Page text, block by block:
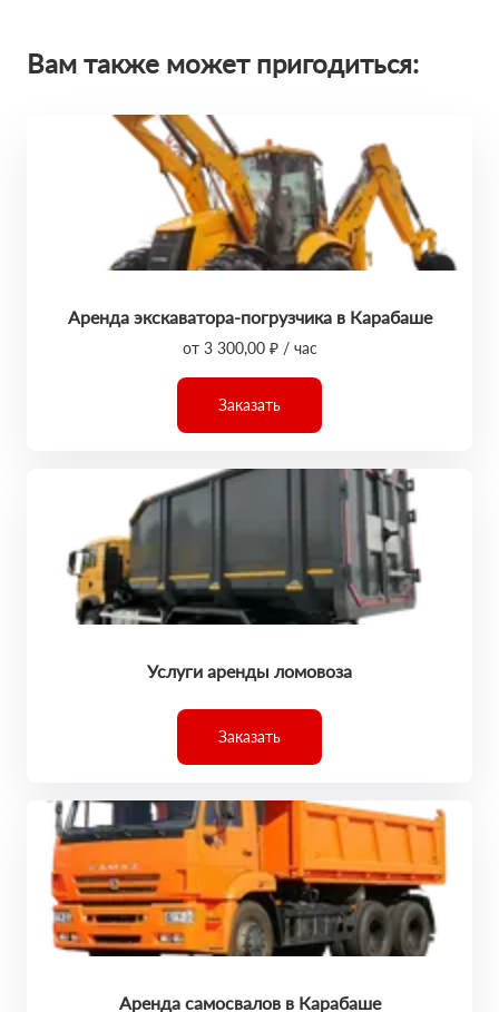
Вам также может пригодиться:
Аренда экскаватора-погрузчика в Карабаше
от 3 300,00 ₽ / час
Заказать
Услуги аренды ломовоза
Заказать
Аренда самосвалов в Карабаше